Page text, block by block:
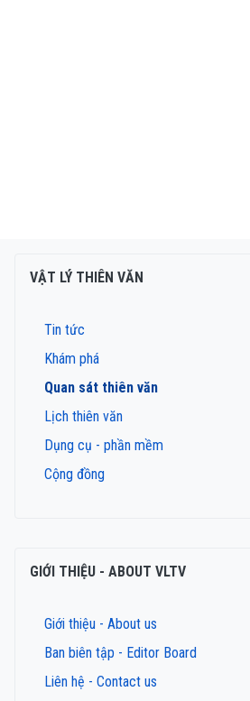
VẬT LÝ THIÊN VĂN
Tin tức
Khám phá
Quan sát thiên văn
Lịch thiên văn
Dụng cụ - phần mềm
Cộng đồng
GIỚI THIỆU - ABOUT VLTV
Giới thiệu - About us
Ban biên tập - Editor Board
Liên hệ - Contact us